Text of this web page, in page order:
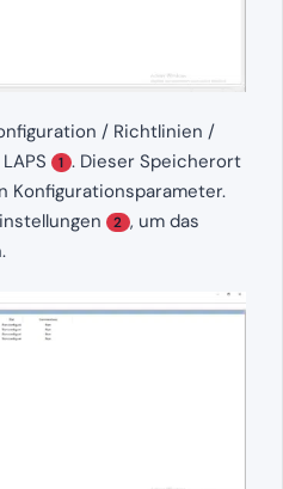
/ Richtlinien /
1 . Dieser Speicherort
Konfigurationsparameter.
2 , um das